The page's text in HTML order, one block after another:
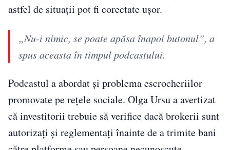
astfel de situații pot fi corectate ușor.
„Nu-i nimic, se poate apăsa înapoi butonul”, a
spus aceasta în timpul podcastului.
Podcastul a abordat și problema escrocheriilor
promovate pe rețele sociale. Olga Ursu a avertizat
că investitorii trebuie să verifice dacă brokerii sunt
autorizați și reglementați înainte de a trimite bani